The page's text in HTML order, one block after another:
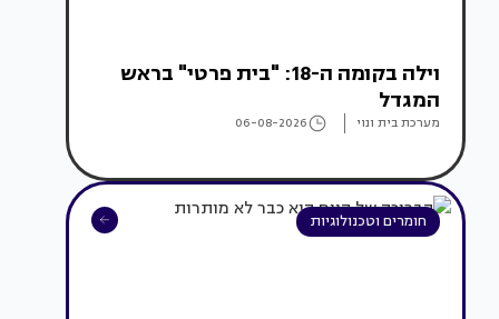
וילה בקומה ה-18: "בית פרטי" בראש
המגדל
מערכת בית ונוי 06-08-2026
חומרים וטכנולוגיות